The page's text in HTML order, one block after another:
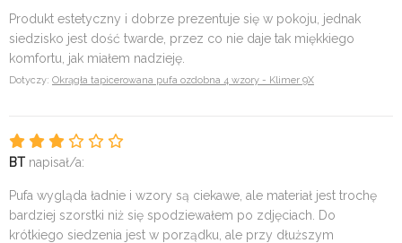
Produkt estetyczny i dobrze prezentuje się w pokoju, jednak
siedzisko jest dość twarde, przez co nie daje tak miękkiego
komfortu, jak miałem nadzieję.
Dotyczy: Okrągła tapicerowana pufa ozdobna 4 wzory - Klimer 9X
BT napisał/a:
Pufa wygląda ładnie i wzory są ciekawe, ale materiał jest trochę
bardziej szorstki niż się spodziewałem po zdjęciach. Do
krótkiego siedzenia jest w porządku, ale przy dłuższym